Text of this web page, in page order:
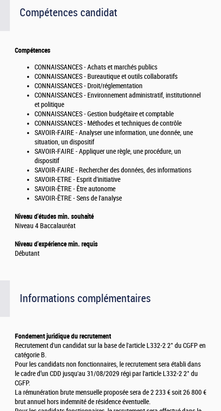
Compétences candidat
Compétences
CONNAISSANCES - Achats et marchés publics
CONNAISSANCES - Bureautique et outils collaboratifs
CONNAISSANCES - Droit/réglementation
CONNAISSANCES - Environnement administratif, institutionnel
et politique
CONNAISSANCES - Gestion budgétaire et comptable
CONNAISSANCES - Méthodes et techniques de contrôle
SAVOIR-FAIRE - Analyser une information, une donnée, une
situation, un dispositif
SAVOIR-FAIRE - Appliquer une règle, une procédure, un
dispositif
SAVOIR-FAIRE - Rechercher des données, des informations
SAVOIR-ETRE - Esprit d'initiative
SAVOIR-ÊTRE - Être autonome
SAVOIR-ÊTRE - Sens de l'analyse
Niveau d'études min. souhaité
Niveau 4 Baccalauréat
Niveau d'expérience min. requis
Débutant
Informations complémentaires
Fondement juridique du recrutement
Recrutement d'un candidat sur la base de l'article L332-2 2° du CGFP en
catégorie B.
Pour les candidats non fonctionnaires, le recrutement sera établi dans
le cadre d’un CDD jusqu'au 31/08/2029 régi par l'article L332-2 2° du
CGFP.
La rémunération brute mensuelle proposée sera de 2 233 € soit 26 800 €
brut annuel hors indemnité de résidence éventuelle.